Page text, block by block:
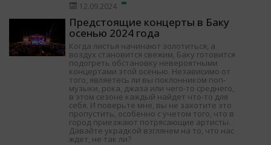
12.09.2024
Предстоящие концерты в Баку
осенью 2024 года
Когда листья начинают золотиться, а
воздух становится свежим, Баку готовится
подогреть обстановку невероятными
концертами этой осенью. Независимо от
того, являетесь ли вы поклонником поп-
музыки, рока, джаза или чего-то среднего,
в этом сезоне каждый найдет что-то для
себя. И поверьте мне, вы не захотите это
пропустить, особенно с учетом того, что в
город приезжают потрясающие артисты.
Давайте украдкой взглянем на то, что нас
ждет, не так ли?